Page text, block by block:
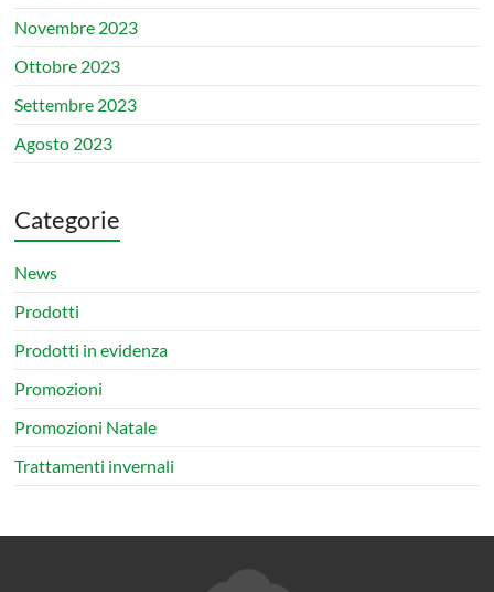
Novembre 2023
Ottobre 2023
Settembre 2023
Agosto 2023
Categorie
News
Prodotti
Prodotti in evidenza
Promozioni
Promozioni Natale
Trattamenti invernali